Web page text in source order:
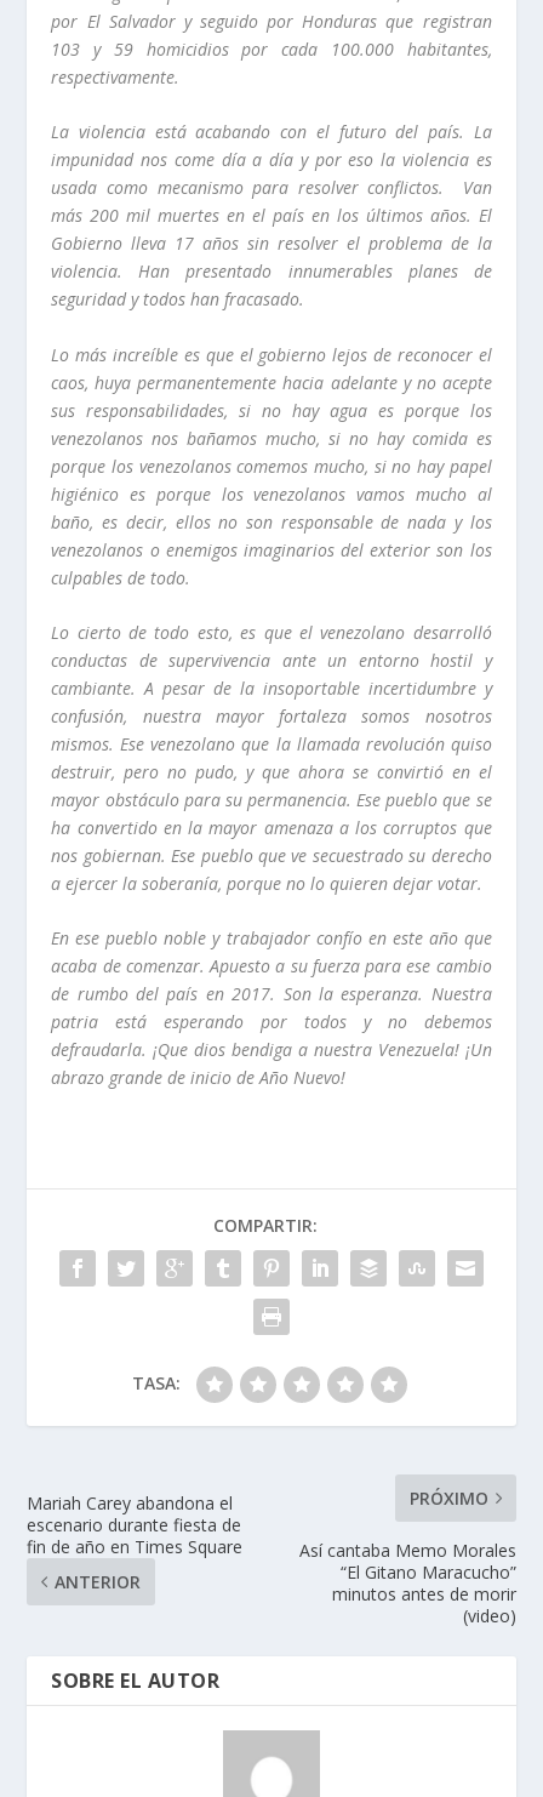
por El Salvador y seguido por Honduras que registran
103 y 59 homicidios por cada 100.000 habitantes,
respectivamente.
La violencia está acabando con el futuro del país. La
impunidad nos come día a día y por eso la violencia es
usada como mecanismo para resolver conflictos. Van
más 200 mil muertes en el país en los últimos años. El
Gobierno lleva 17 años sin resolver el problema de la
violencia. Han presentado innumerables planes de
seguridad y todos han fracasado.
Lo más increíble es que el gobierno lejos de reconocer el
caos, huya permanentemente hacia adelante y no acepte
sus responsabilidades, si no hay agua es porque los
venezolanos nos bañamos mucho, si no hay comida es
porque los venezolanos comemos mucho, si no hay papel
higiénico es porque los venezolanos vamos mucho al
baño, es decir, ellos no son responsable de nada y los
venezolanos o enemigos imaginarios del exterior son los
culpables de todo.
Lo cierto de todo esto, es que el venezolano desarrolló
conductas de supervivencia ante un entorno hostil y
cambiante. A pesar de la insoportable incertidumbre y
confusión, nuestra mayor fortaleza somos nosotros
mismos. Ese venezolano que la llamada revolución quiso
destruir, pero no pudo, y que ahora se convirtió en el
mayor obstáculo para su permanencia. Ese pueblo que se
ha convertido en la mayor amenaza a los corruptos que
nos gobiernan. Ese pueblo que ve secuestrado su derecho
a ejercer la soberanía, porque no lo quieren dejar votar.
En ese pueblo noble y trabajador confío en este año que
acaba de comenzar. Apuesto a su fuerza para ese cambio
de rumbo del país en 2017. Son la esperanza. Nuestra
patria está esperando por todos y no debemos
defraudarla. ¡Que dios bendiga a nuestra Venezuela! ¡Un
abrazo grande de inicio de Año Nuevo!
COMPARTIR:
TASA:
Mariah Carey abandona el
escenario durante fiesta de
fin de año en Times Square
ANTERIOR
PRÓXIMO
Así cantaba Memo Morales
“El Gitano Maracucho”
minutos antes de morir
(video)
SOBRE EL AUTOR